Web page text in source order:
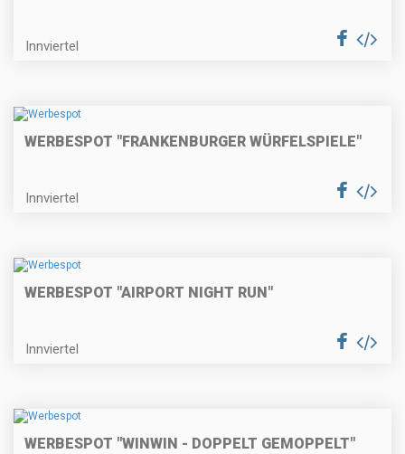
Innviertel
WERBESPOT "FRANKENBURGER WÜRFELSPIELE"
Innviertel
WERBESPOT "AIRPORT NIGHT RUN"
Innviertel
WERBESPOT "WINWIN - DOPPELT GEMOPPELT"